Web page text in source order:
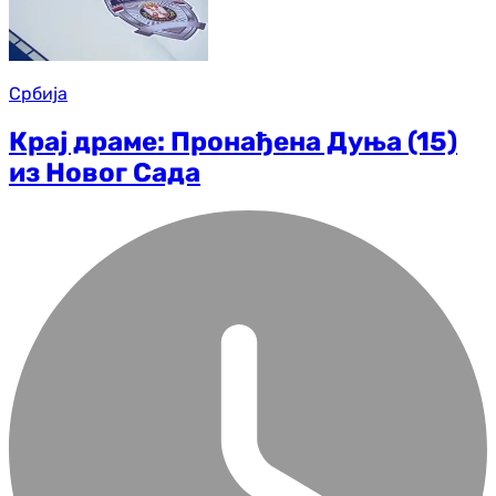
Србија
Крај драме: Пронађена Дуња (15)
из Новог Сада